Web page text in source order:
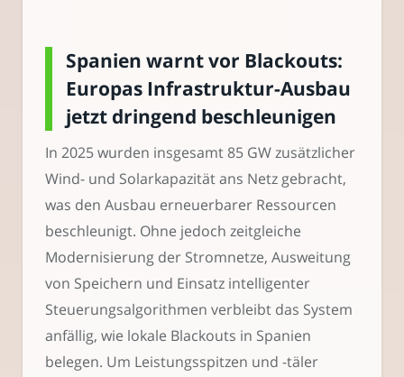
Spanien warnt vor Blackouts:
Europas Infrastruktur-Ausbau
jetzt dringend beschleunigen
In 2025 wurden insgesamt 85 GW zusätzlicher
Wind- und Solarkapazität ans Netz gebracht,
was den Ausbau erneuerbarer Ressourcen
beschleunigt. Ohne jedoch zeitgleiche
Modernisierung der Stromnetze, Ausweitung
von Speichern und Einsatz intelligenter
Steuerungsalgorithmen verbleibt das System
anfällig, wie lokale Blackouts in Spanien
belegen. Um Leistungsspitzen und -täler